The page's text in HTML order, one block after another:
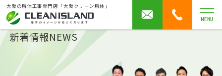
大阪の解体工事専門店「大阪クリーン解体」
MENU
新着情報NEWS